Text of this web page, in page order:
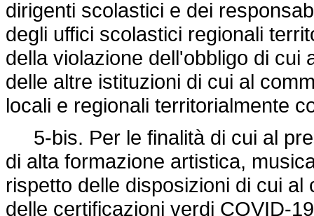
dirigenti scolastici e dei
degli uffici scolastici regionali
della violazione dell'obbligo di cui
delle altre istituzioni di cui al
locali e regionali territorialmente
5-bis. Per le finalità di cui al
di alta formazione artistica,
rispetto delle disposizioni di cui
delle certificazioni verdi COVID-